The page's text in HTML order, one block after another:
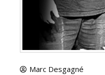
Marc Desgagné